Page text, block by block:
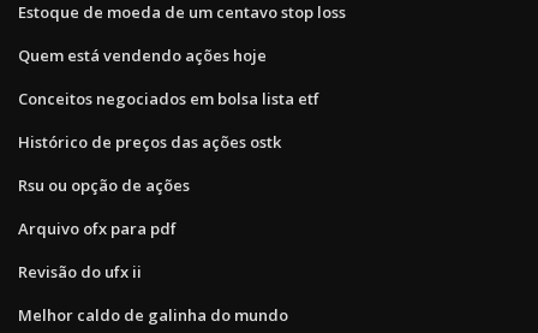
Estoque de moeda de um centavo stop loss
Quem está vendendo ações hoje
Conceitos negociados em bolsa lista etf
Histórico de preços das ações ostk
Rsu ou opção de ações
Arquivo ofx para pdf
Revisão do ufx ii
Melhor caldo de galinha do mundo